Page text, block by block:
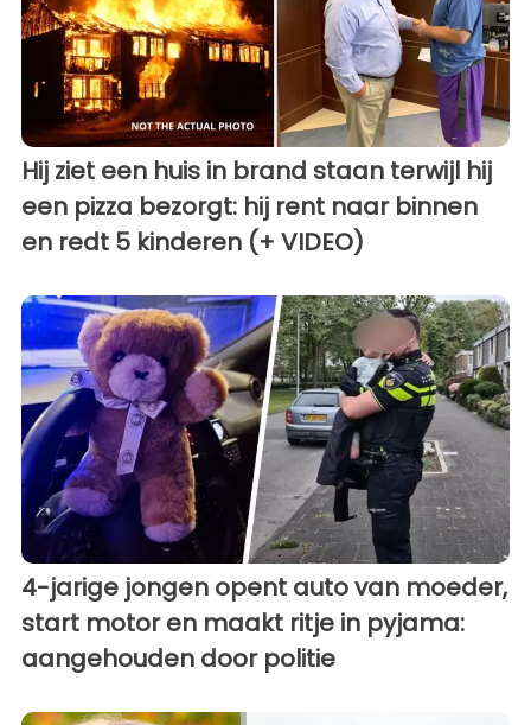
Hij ziet een huis in brand staan terwijl hij
een pizza bezorgt: hij rent naar binnen
en redt 5 kinderen (+ VIDEO)
4-jarige jongen opent auto van moeder,
start motor en maakt ritje in pyjama:
aangehouden door politie